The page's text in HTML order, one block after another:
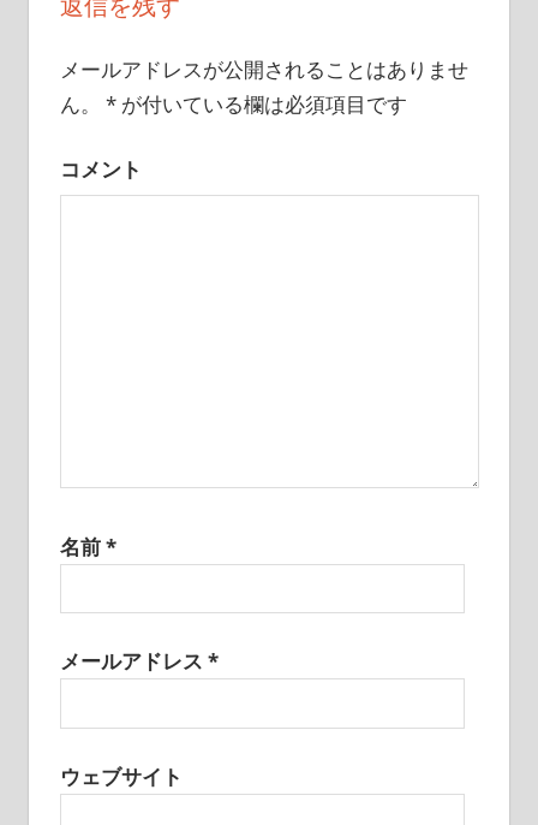
ゲ
ー
シ
ョ
ン
メールアドレスが公開されることはありませ
ん。
*が付いている欄は必須項目です
コメント
名前*
メールアドレス *
ウェブサイト